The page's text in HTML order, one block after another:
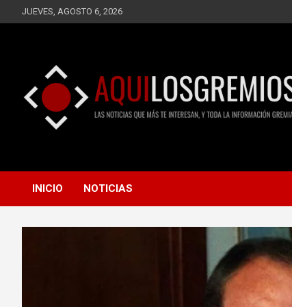
Saltar
al
JUEVES, AGOSTO 6, 2026
AQUÍ LOS GREMIOS
INFORMACIÓN GREMIAL
INICIO
NOTICIAS